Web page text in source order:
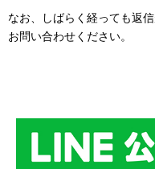
なお、しばらく経っても返
お問い合わせください。